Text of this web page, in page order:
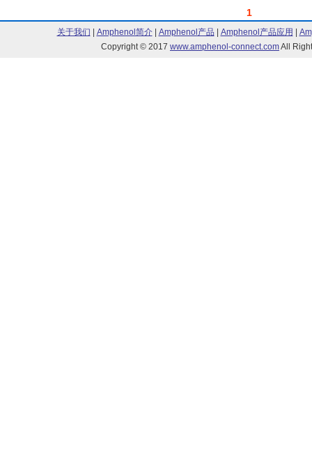
1
关于我们 Amphenol简介| Amphenol产品 Amphenol产品应用
Copyright © 2017 www.amphenol-connect.comAll